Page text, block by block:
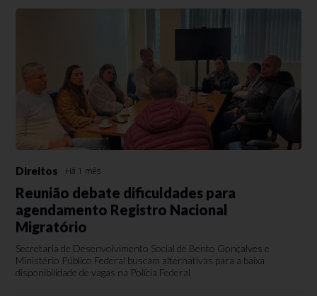
Direitos Há 1 mês
Reunião debate dificuldades para
agendamento Registro Nacional
Migratório
Secretaria de Desenvolvimento Social de Bento Gonçalves e
Ministério Público Federal buscam alternativas para a baixa
disponibilidade de vagas na Polícia Federal